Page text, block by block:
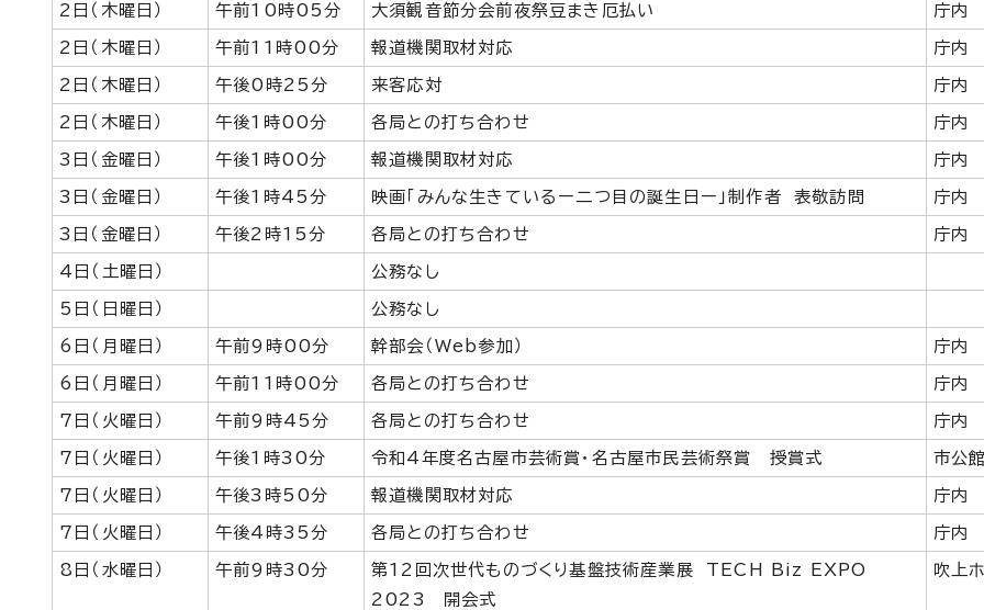
2日（木曜日） 午前10時05分 大須観音節分会前夜祭豆まき厄払い 庁内
2日（木曜日） 午前11時00分 報道機関取材対応 庁内
2日（木曜日） 午後0時25分 来客応対 庁内
2日（木曜日） 午後1時00分 各局との打ち合わせ 庁内
3日（金曜日） 午後1時00分 報道機関取材対応 庁内
3日（金曜日） 午後1時45分 映画「みんな生きているー二つ目の誕生日ー」制作者 表敬訪問 庁内
3日（金曜日） 午後2時15分 各局との打ち合わせ 庁内
4日（土曜日） 公務なし
5日（日曜日） 公務なし
6日（月曜日） 午前9時00分 幹部会（Web参加） 庁内
6日（月曜日） 午前11時00分 各局との打ち合わせ 庁内
7日（火曜日） 午前9時45分 各局との打ち合わせ 庁内
7日（火曜日） 午後1時30分 令和4年度名古屋市芸術賞・名古屋市民芸術祭賞 授賞式 市公館
7日（火曜日） 午後3時50分 報道機関取材対応 庁内
7日（火曜日） 午後4時35分 各局との打ち合わせ 庁内
8日（水曜日） 午前9時30分
第12回次世代ものづくり基盤技術産業展 TECH Biz EXPO
2023 開会式
吹上